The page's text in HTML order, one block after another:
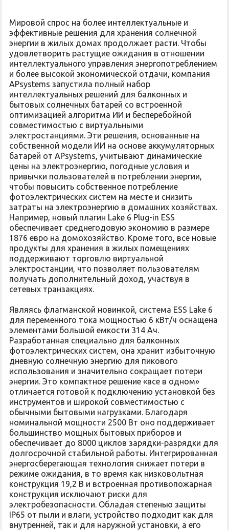
Мировой спрос на более интеллектуальные и
эффективные решения для хранения солнечной
энергии в жилых домах продолжает расти. Чтобы
удовлетворить растущие ожидания в отношении
интеллектуального управления энергопотреблением
и более высокой экономической отдачи, компания
APsystems запустила полный набор
интеллектуальных решений для балконных и
бытовых солнечных батарей со встроенной
оптимизацией алгоритма ИИ и бесперебойной
совместимостью с виртуальными
электростанциями. Эти решения, основанные на
собственной модели ИИ на основе аккумуляторных
батарей от APsystems, учитывают динамические
цены на электроэнергию, погодные условия и
привычки пользователей в потреблении энергии,
чтобы повысить собственное потребление
фотоэлектрических систем на месте и снизить
затраты на электроэнергию в домашних хозяйствах.
Например, новый плагин Lake 6 Plug-in ESS
обеспечивает среднегодовую экономию в размере
1876 евро на домохозяйство. Кроме того, все новые
продукты для хранения в жилых помещениях
поддерживают торговлю виртуальной
электростанции, что позволяет пользователям
получать дополнительный доход, участвуя в
сетевых транзакциях.
Являясь флагманской новинкой, система ESS Lake 6
для переменного тока мощностью 6 кВт/ч оснащена
элементами большой емкости 314 Ач.
Разработанная специально для балконных
фотоэлектрических систем, она хранит избыточную
дневную солнечную энергию для пикового
использования и значительно сокращает потери
энергии. Это компактное решение «все в одном»
отличается готовой к подключению установкой без
инструментов и широкой совместимостью с
обычными бытовыми нагрузками. Благодаря
номинальной мощности 2500 Вт оно поддерживает
большинство мощных бытовых приборов и
обеспечивает до 8000 циклов зарядки-разрядки для
долгосрочной стабильной работы. Интегрированная
энергосберегающая технология снижает потери в
режиме ожидания, в то время как низковольтная
конструкция 19,2 В и встроенная противопожарная
конструкция исключают риски для
электробезопасности. Обладая степенью защиты
IP65 от пыли и влаги, устройство подходит как для
внутренней, так и для наружной установки, а его